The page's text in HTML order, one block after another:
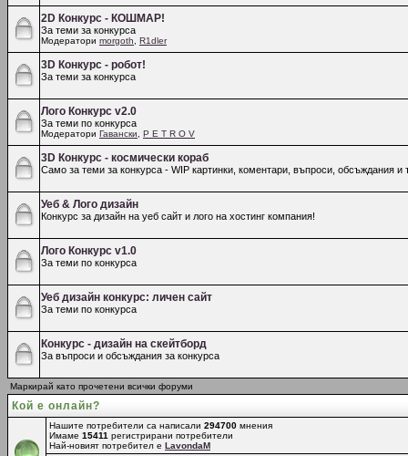
2D Конкурс - КОШМАР!
За теми за конкурса
Модератори morgoth R1dler
3D Конкурс - робот!
За теми за конкурса
Лого Конкурс v2.0
За теми по конкурса
Модератори Гавански P E T R O V
3D Конкурс - космически кораб
Само за теми за конкурса - WIP картинки, коментари, въпроси, обсъждания и
Уеб & Лого дизайн
Конкурс за дизайн на уеб сайт и лого на хостинг компания!
Лого Конкурс v1.0
За теми по конкурса
Уеб дизайн конкурс: личен сайт
За теми по конкурса
Конкурс - дизайн на скейтборд
За въпроси и обсъждания за конкурса
Маркирай като прочетени всички форуми
Кой е онлайн?
Нашите потребители са написали 294700 мнения
Имаме 15411 регистрирани потребители
Най-новият потребител е LavondaM